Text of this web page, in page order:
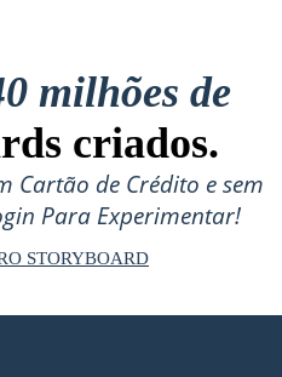
milhões de
criados.
Cartão de Crédito e sem
Para Experimentar!
STORYBOARD